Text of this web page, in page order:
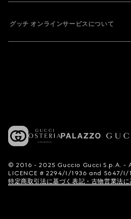
グッチ オンラインサービスについて
© 2016 - 2025 Guccio Gucci S.p.A. -
LICENCE # 2294/I/1936 and 5647/I/
特定商取引法に基づく表記・古物営業法